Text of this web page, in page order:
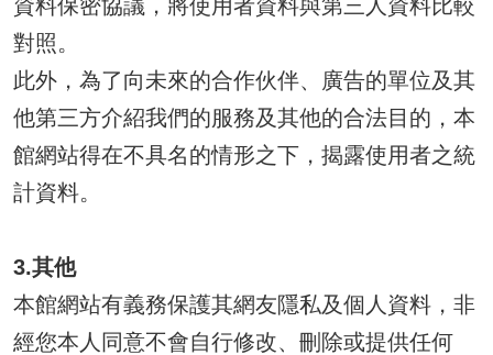
資料保密協議，將使用者資料與第三人資料比較
對照。
此外，為了向未來的合作伙伴、廣告的單位及其
他第三方介紹我們的服務及其他的合法目的，本
館網站得在不具名的情形之下，揭露使用者之統
計資料。
3.其他
本館網站有義務保護其網友隱私及個人資料，非
經您本人同意不會自行修改、刪除或提供任何